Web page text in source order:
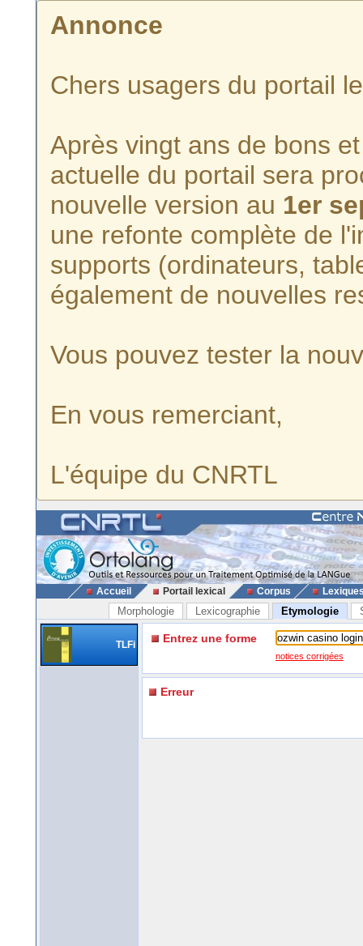
Annonce
Chers usagers du portail
Après vingt ans de bons
actuelle du portail sera
nouvelle version au 1er
une refonte complète de
supports (ordinateurs,
également de nouvelles
Vous pouvez tester la
En vous remerciant,
L'équipe du CNRTL
Accueil Portail lexical Corpus
Morphologie Lexicographie Etymologie
TLFi Entrez une forme
notices corrigées
Erreur